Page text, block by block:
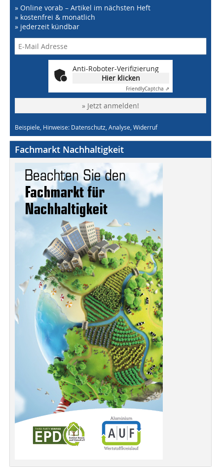
» Online vorab – Artikel im nächsten Heft
» kostenfrei & monatlich
» jederzeit kündbar
Anti-Roboter-Verifizierung
Hier klicken
FriendlyCaptcha ⇗
» Jetzt anmelden!
Beispiele, Hinweise: Datenschutz, Analyse, Widerruf
Fachmarkt Nachhaltigkeit